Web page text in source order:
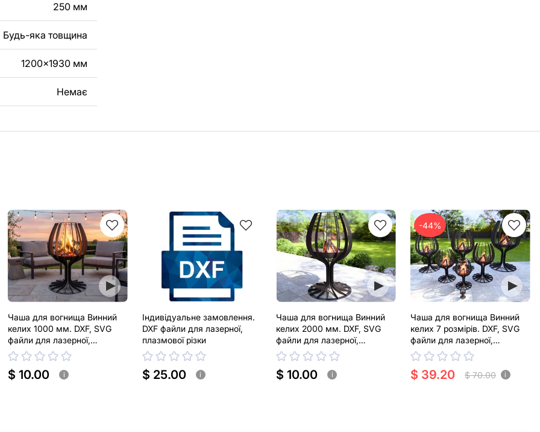
250 мм
Будь-яка товщина
1200x1930 мм
Немає
Чаша для вогнища Винний
келих 1000 мм. DXF, SVG
файли для лазерної,
плазмової різки
$ 10.00 i
Індивідуальне замовлення.
DXF файли для лазерної,
плазмової різки
$ 25.00 i
Чаша для вогнища Винний
келих 2000 мм. DXF, SVG
файли для лазерної,
плазмової різки
$ 10.00 i
-44%
Чаша для вогнища Винний
келих 7 розмірів. DXF, SVG
файли для лазерної,
плазмової різки
$ 39.20 $ 70.00 i